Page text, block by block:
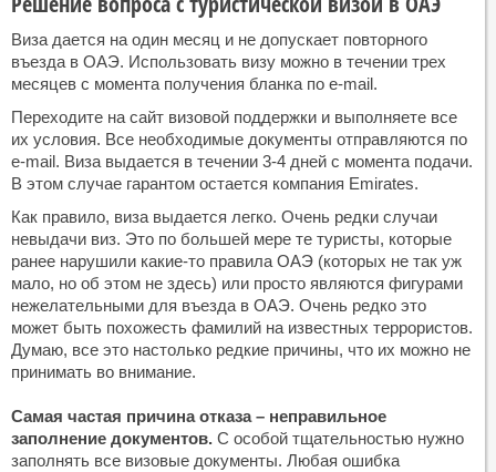
Виза дается на один месяц и не допускает повторного
въезда в ОАЭ. Использовать визу можно в течении трех
месяцев с момента получения бланка по e-mail.
Переходите на сайт визовой поддержки и выполняете все
их условия. Все необходимые документы отправляются по
e-mail. Виза выдается в течении 3-4 дней с момента подачи.
В этом случае гарантом остается компания Emirates.
Как правило, виза выдается легко. Очень редки случаи
невыдачи виз. Это по большей мере те туристы, которые
ранее нарушили какие-то правила ОАЭ (которых не так уж
мало, но об этом не здесь) или просто являются фигурами
нежелательными для въезда в ОАЭ. Очень редко это
может быть похожесть фамилий на известных террористов.
Думаю, все это настолько редкие причины, что их можно не
принимать во внимание.
Самая частая причина отказа – неправильное
заполнение документов. С особой тщательностью нужно
заполнять все визовые документы. Любая ошибка